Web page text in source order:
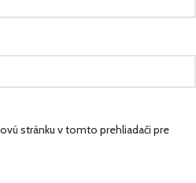
stránku v tomto prehliadači pre